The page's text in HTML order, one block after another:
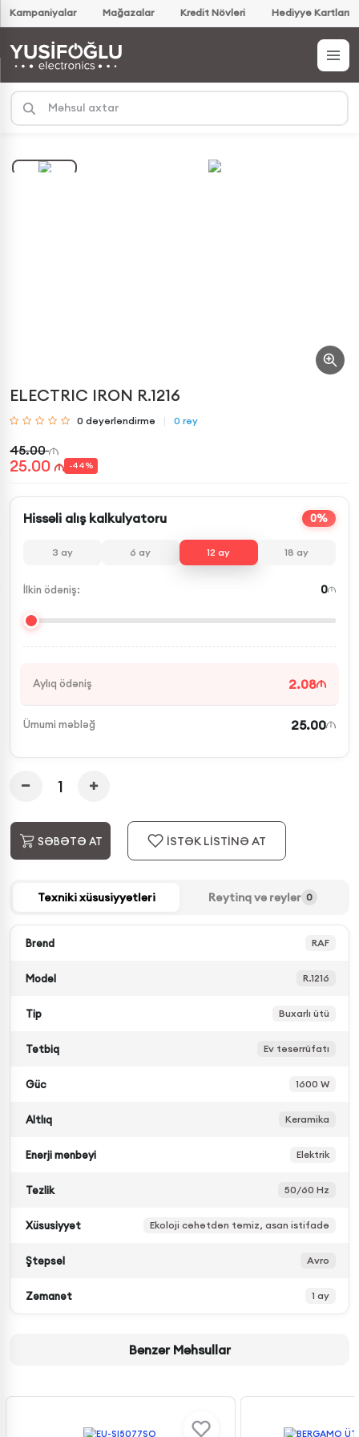
Kampaniyalar Mağazalar Kredit Növləri Hədiyyə Kartları
ELECTRIC IRON R.1216
0 dəyərləndirmə 0 rəy
45.00
25.00 -44%
Hissəli alış kalkulyatoru 0%
3 ay 6 ay 12 ay 18 ay
İlkin ödəniş: 0
Aylıq ödəniş 2.08
Ümumi məbləğ 25.00
SƏBƏTƏ AT İSTƏK LİSTİNƏ AT
Texniki xüsusiyyətləri Reytinq və rəylər 0
Brend RAF
Model R.1216
Tip Buxarlı ütü
Tətbiq Ev təsərrüfatı
Güc 1600 W
Altlıq Keramika
Enerji mənbəyi Elektrik
Tezlik 50/60 Hz
Xüsusiyyət Ekoloji cəhətdən təmiz, asan istifadə
Ştepsel Avro
Zəmanət 1 ay
Bənzər Məhsullar